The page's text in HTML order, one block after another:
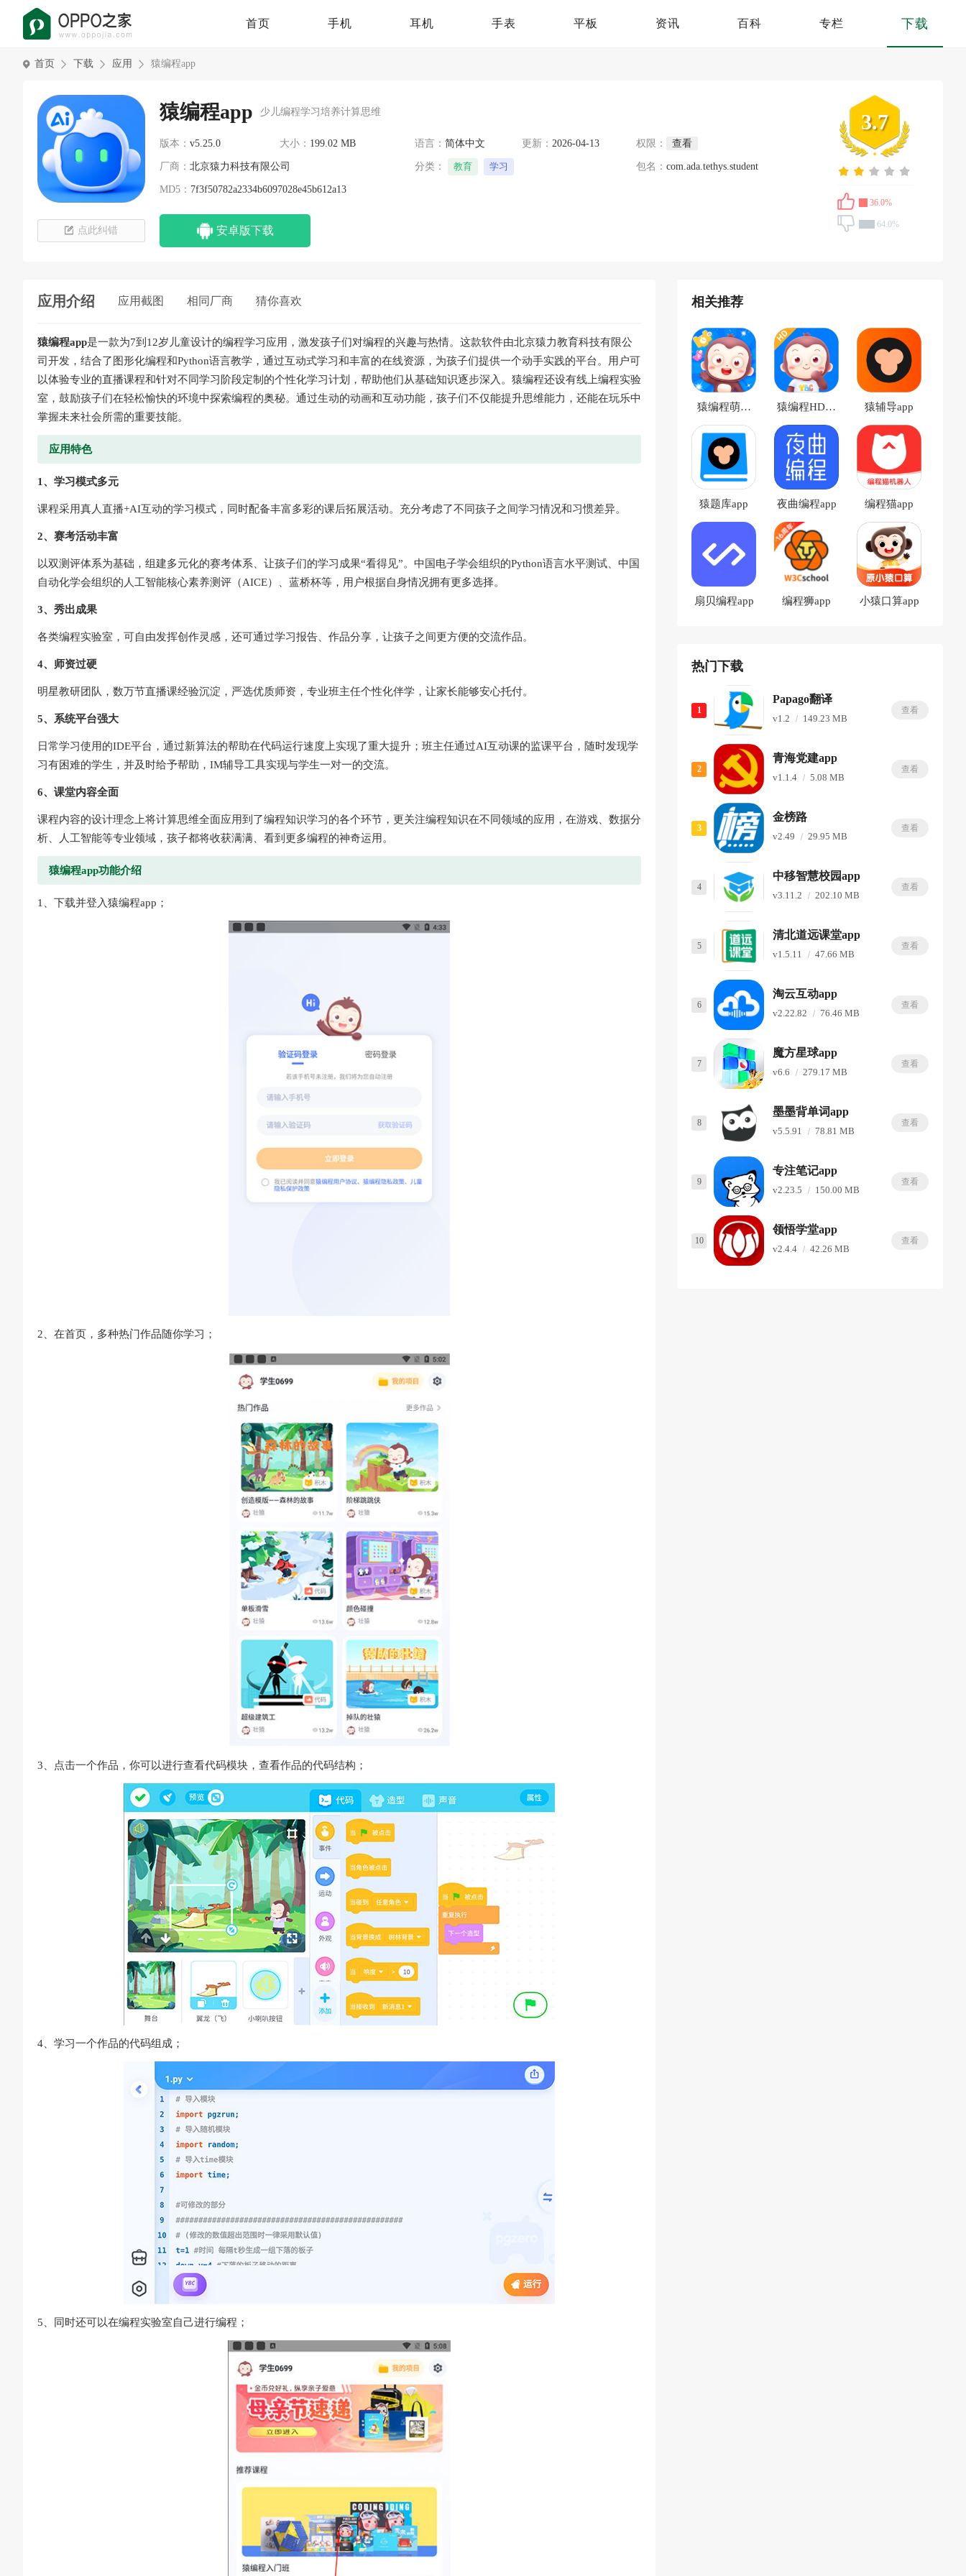
首页 手机 耳机 手表 平板 资讯 百科 专栏 下载
首页 下载 应用 猿编程app
3.7
36.0%
64.0%
点此纠错
猿编程app 少儿编程学习培养计算思维
版本： v5.25.0 大小： 199.02 MB 语言： 简体中文 更新： 2026-04-13 权限： 查看
厂商： 北京猿力科技有限公司 分类： 教育 学习 包名：com.ada.tethys.student
MD5： 7f3f50782a2334b6097028e45b612a13
安卓版下载
应用介绍 应用截图 相同厂商 猜你喜欢
猿编程app是一款为7到12岁儿童设计的编程学习应用，激发孩子们对编程的兴趣与热情。这款软件由北京猿力教育科技有限公
司开发，结合了图形化编程和Python语言教学，通过互动式学习和丰富的在线资源，为孩子们提供一个动手实践的平台。用户可
以体验专业的直播课程和针对不同学习阶段定制的个性化学习计划，帮助他们从基础知识逐步深入。猿编程还设有线上编程实验
室，鼓励孩子们在轻松愉快的环境中探索编程的奥秘。通过生动的动画和互动功能，孩子们不仅能提升思维能力，还能在玩乐中
掌握未来社会所需的重要技能。
应用特色
1、学习模式多元
课程采用真人直播+AI互动的学习模式，同时配备丰富多彩的课后拓展活动。充分考虑了不同孩子之间学习情况和习惯差异。
2、赛考活动丰富
以双测评体系为基础，组建多元化的赛考体系、让孩子们的学习成果“看得见”。中国电子学会组织的Python语言水平测试、中国
自动化学会组织的人工智能核心素养测评（AICE）、蓝桥杯等，用户根据自身情况拥有更多选择。
3、秀出成果
各类编程实验室，可自由发挥创作灵感，还可通过学习报告、作品分享，让孩子之间更方便的交流作品。
4、师资过硬
明星教研团队，数万节直播课经验沉淀，严选优质师资，专业班主任个性化伴学，让家长能够安心托付。
5、系统平台强大
日常学习使用的IDE平台，通过新算法的帮助在代码运行速度上实现了重大提升；班主任通过AI互动课的监课平台，随时发现学
习有困难的学生，并及时给予帮助，IM辅导工具实现与学生一对一的交流。
6、课堂内容全面
课程内容的设计理念上将计算思维全面应用到了编程知识学习的各个环节，更关注编程知识在不同领域的应用，在游戏、数据分
析、人工智能等专业领域，孩子都将收获满满、看到更多编程的神奇运用。
猿编程app功能介绍
1、下载并登入猿编程app；
2、在首页，多种热门作品随你学习；
3、点击一个作品，你可以进行查看代码模块，查看作品的代码结构；
4、学习一个作品的代码组成；
5、同时还可以在编程实验室自己进行编程；
相关推荐
猿编程萌新
app
猿编程HD官
方版
猿辅导app
猿题库app 夜曲编程app 编程猫app
扇贝编程app 编程狮app 小猿口算app
热门下载
1 查看
Papago翻译
v1.2 149.23 MB
2 查看
青海党建app
v1.1.4 5.08 MB
3 查看
金榜路
v2.49 29.95 MB
4 查看
中移智慧校园app
v3.11.2 202.10 MB
5 查看
清北道远课堂app
v1.5.11 47.66 MB
6 查看
淘云互动app
v2.22.82 76.46 MB
7 查看
魔方星球app
v6.6 279.17 MB
8 查看
墨墨背单词app
v5.5.91 78.81 MB
9 查看
专注笔记app
v2.23.5 150.00 MB
10 查看
领悟学堂app
v2.4.4 42.26 MB